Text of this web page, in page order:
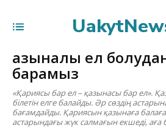
Қазыналы ел
барамыз
«Қариясы бар ел – қазынасы бар ел».
білетін елге балайды. Әр сөздің
бағамдайды. Қариясын қазынаға
астарындағы жүк салмағын екшеді,